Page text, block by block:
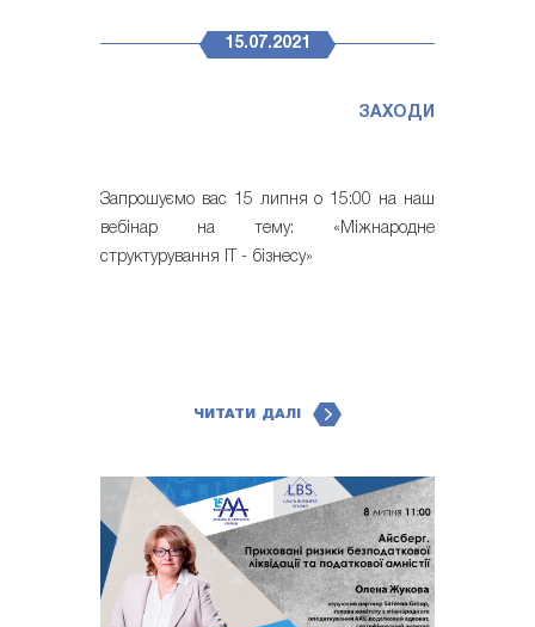
15.07.2021
ЗАХОДИ
Запрошуємо вас 15 липня о 15:00 на наш
вебінар на тему: «Міжнародне
структурування IT - бізнесу»
ЧИТАТИ ДАЛІ